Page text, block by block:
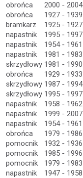
obrońca 2000 - 2004
obrońca 1927 - 1939
bramkarz 1925 - 1927
napastnik 1995 - 1997
napastnik 1954 - 1961
napastnik 1981 - 1983
skrzydłowy 1981 - 1990
obrońca 1929 - 1933
skrzydłowy 1987 - 1994
skrzydłowy 1995 - 1997
napastnik 1958 - 1962
napastnik 1999 - 2007
napastnik 1954 - 1961
obrońca 1979 - 1986
pomocnik 1932 - 1936
pomocnik 1985 - 1996
pomocnik 1979 - 1983
napastnik 1947 - 1958